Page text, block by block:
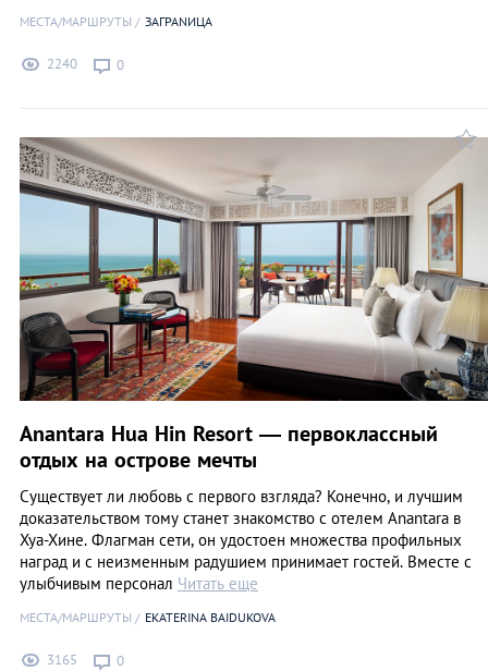
МЕСТА/МАРШРУТЫ ЗАГРАNИЦА
2240 0
Anantara Hua Hin Resort — первоклассный
отдых на острове мечты
Существует ли любовь с первого взгляда? Конечно, и лучшим
доказательством тому станет знакомство с отелем Anantara в
Хуа-Хине. Флагман сети, он удостоен множества профильных
наград и с неизменным радушием принимает гостей. Вместе с
улыбчивым персонал Читать еще
МЕСТА/МАРШРУТЫ EKATERINA BAIDUKOVA
3165 0